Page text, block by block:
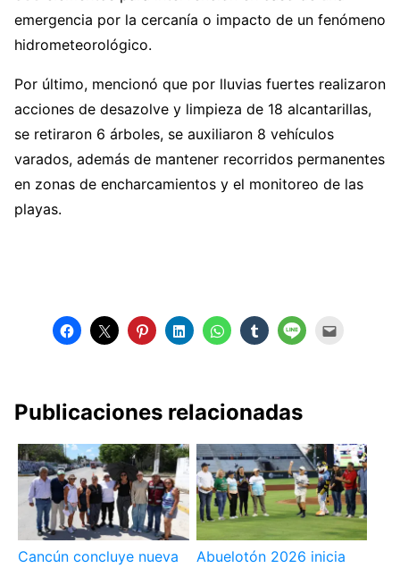
emergencia por la cercanía o impacto de un fenómeno
hidrometeorológico.
Por último, mencionó que por lluvias fuertes realizaron
acciones de desazolve y limpieza de 18 alcantarillas,
se retiraron 6 árboles, se auxiliaron 8 vehículos
varados, además de mantener recorridos permanentes
en zonas de encharcamientos y el monitoreo de las
playas.
Publicaciones relacionadas
Cancún concluye nueva
Abuelotón 2026 inicia